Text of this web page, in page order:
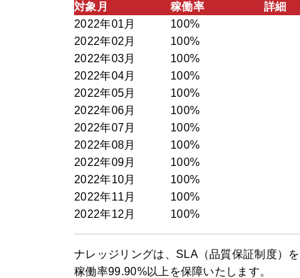
対象月 稼働率
詳細
2022年01月
100%
2022年02月
100%
2022年03月
100%
2022年04月
100%
2022年05月
100%
2022年06月
100%
2022年07月
100%
2022年08月
100%
2022年09月
100%
2022年10月
100%
2022年11月
100%
2022年12月
100%
ナレッジリングは、SLA（品質保証制度）
稼働率99.90%以上を保障いたします。